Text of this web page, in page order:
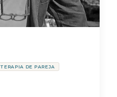
TERAPIA DE PAREJA